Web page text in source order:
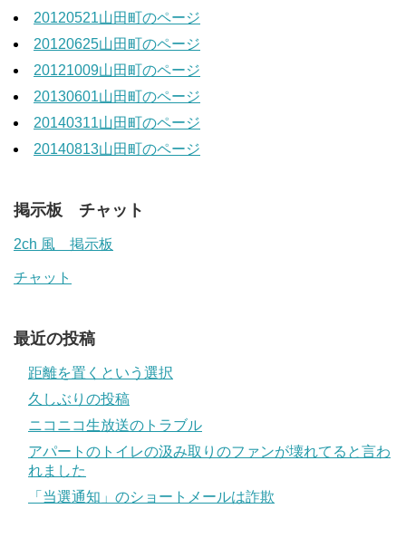
20120521山田町のページ
20120625山田町のページ
20121009山田町のページ
20130601山田町のページ
20140311山田町のページ
20140813山田町のページ
掲示板 チャット
2ch 風 掲示板
チャット
最近の投稿
距離を置くという選択
久しぶりの投稿
ニコニコ生放送のトラブル
アパートのトイレの汲み取りのファンが壊れてると言わ
れました
「当選通知」のショートメールは詐欺